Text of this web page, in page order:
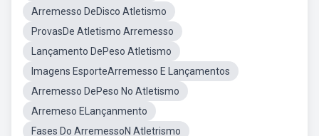
Arremesso DeDisco Atletismo
ProvasDe Atletismo Arremesso
Lançamento DePeso Atletismo
Imagens EsporteArremesso E Lançamentos
Arremesso DePeso No Atletismo
Arremeso ELançanmento
Fases Do ArremessoN Atletrismo